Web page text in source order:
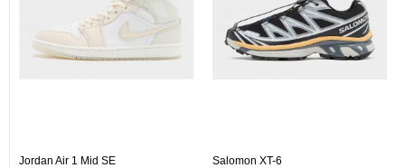
Jordan Air 1 Mid SE Salomon XT-6